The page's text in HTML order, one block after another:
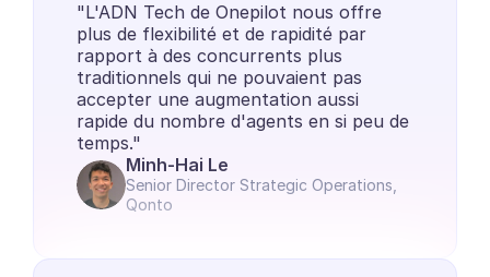
"L'ADN Tech de Onepilot nous offre
plus de flexibilité et de rapidité par
rapport à des concurrents plus
traditionnels qui ne pouvaient pas
accepter une augmentation aussi
rapide du nombre d'agents en si peu de
temps."
Minh-Hai Le
Senior Director Strategic Operations,
Qonto